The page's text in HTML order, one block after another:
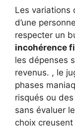
Les variations
d’une
respecter un
incohérence
les dépenses
revenus. , le
phases
risqués ou
sans évaluer
choix